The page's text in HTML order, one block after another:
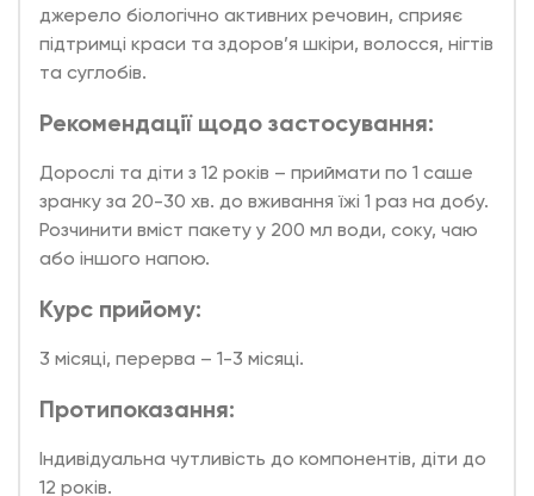
джерело біологічно активних речовин, сприяє
підтримці краси та здоров’я шкіри, волосся, нігтів
та суглобів.
Рекомендації щодо застосування:
Дорослі та діти з 12 років – приймати по 1 саше
зранку за 20-30 хв. до вживання їжі 1 раз на добу.
Розчинити вміст пакету у 200 мл води, соку, чаю
або іншого напою.
Курс прийому:
3 місяці, перерва – 1-3 місяці.
Протипоказання:
Індивідуальна чутливість до компонентів, діти до
12 років.